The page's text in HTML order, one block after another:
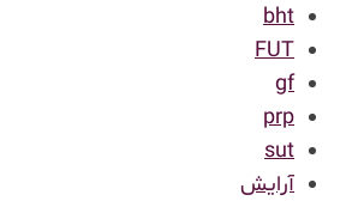
bht
FUT
gf
prp
sut
آرایش